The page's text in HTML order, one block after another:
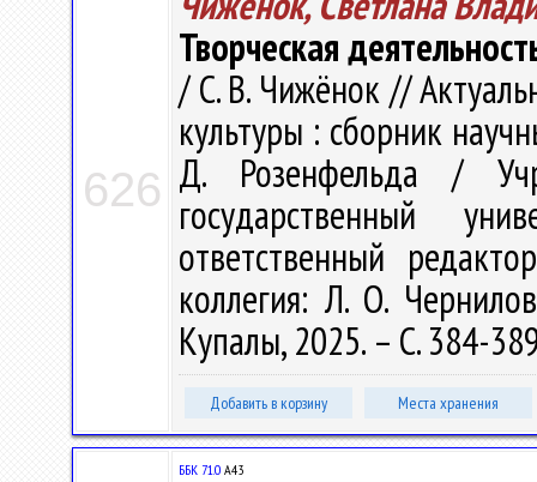
626
Творческая
/ С. В. Чижёнок //
культуры : сборник
Д. Розенфельда /
государственный
ответственный
коллегия: Л. О.
Купалы, 2025. – С. 384-
Добавить в корзину Места хранения
ББК 71.0 А43